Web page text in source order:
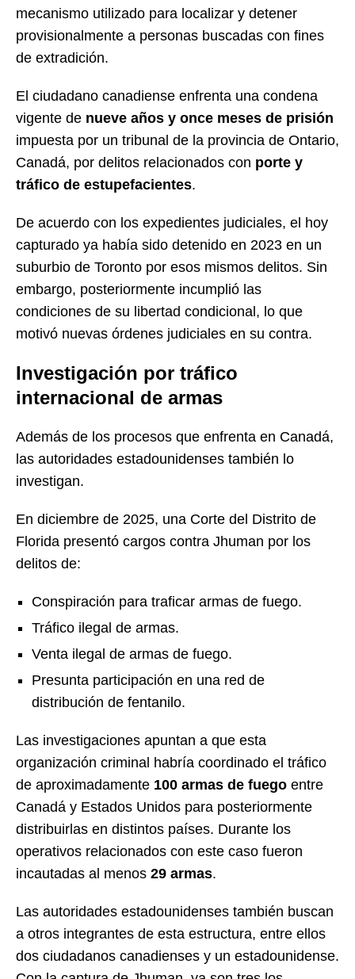
mecanismo utilizado para localizar y detener
provisionalmente a personas buscadas con fines
de extradición.
El ciudadano canadiense enfrenta una condena
vigente de nueve años y once meses de prisión
impuesta por un tribunal de la provincia de Ontario,
Canadá, por delitos relacionados con porte y
tráfico de estupefacientes.
De acuerdo con los expedientes judiciales, el hoy
capturado ya había sido detenido en 2023 en un
suburbio de Toronto por esos mismos delitos. Sin
embargo, posteriormente incumplió las
condiciones de su libertad condicional, lo que
motivó nuevas órdenes judiciales en su contra.
Investigación por tráfico
internacional de armas
Además de los procesos que enfrenta en Canadá,
las autoridades estadounidenses también lo
investigan.
En diciembre de 2025, una Corte del Distrito de
Florida presentó cargos contra Jhuman por los
delitos de:
Conspiración para traficar armas de fuego.
Tráfico ilegal de armas.
Venta ilegal de armas de fuego.
Presunta participación en una red de
distribución de fentanilo.
Las investigaciones apuntan a que esta
organización criminal habría coordinado el tráfico
de aproximadamente 100 armas de fuego entre
Canadá y Estados Unidos para posteriormente
distribuirlas en distintos países. Durante los
operativos relacionados con este caso fueron
incautadas al menos 29 armas.
Las autoridades estadounidenses también buscan
a otros integrantes de esta estructura, entre ellos
dos ciudadanos canadienses y un estadounidense.